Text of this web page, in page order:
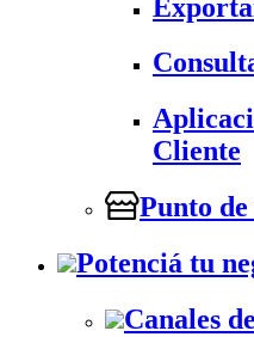
Cliente
Punto
Potenciá tu
Canales